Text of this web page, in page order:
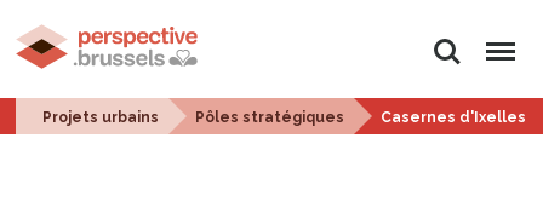
Rechercher
Menu
Projets urbains Pôles stratégiques Casernes d'Ixelles -